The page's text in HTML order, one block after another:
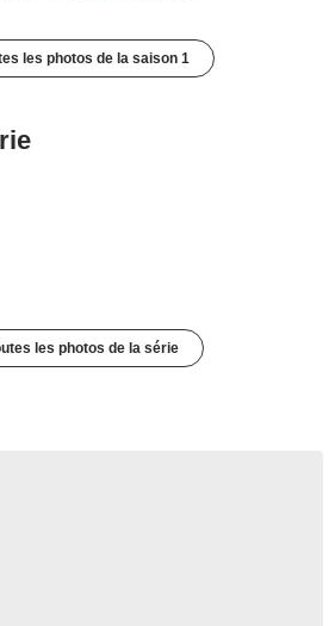
les photos de la saison 1
les photos de la série